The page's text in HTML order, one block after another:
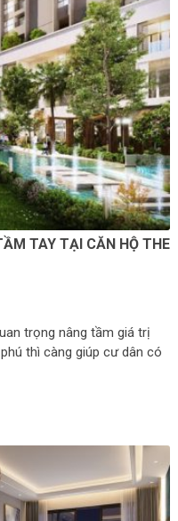
TAY TẠI CĂN HỘ THE
trọng nâng tầm giá trị
thì càng giúp cư dân có